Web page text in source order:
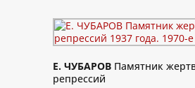
Е. ЧУБАРОВ Памятник
репрессий